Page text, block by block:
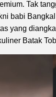
Tak
babi
yang
Batak